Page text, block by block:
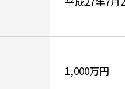
1,000万円